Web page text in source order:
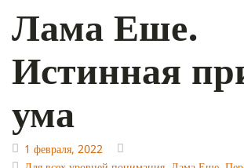
Лама Еше.
Истинная
ума
1 февраля, 2022